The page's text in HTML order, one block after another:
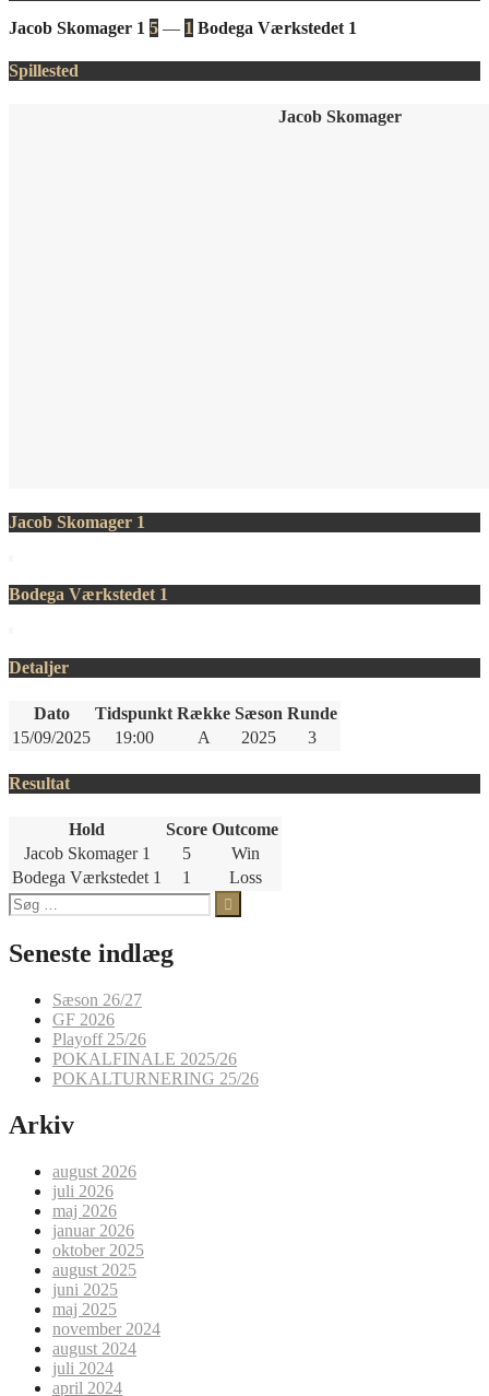
Jacob Skomager 1 5 — 1 Bodega Værkstedet 1
Spillested
Jacob Skomager
Jacob Skomager 1
Bodega Værkstedet 1
Detaljer
Dato Tidspunkt Række Sæson Runde
15/09/2025
19:00 A 2025 3
Resultat
Hold Score Outcome
Jacob Skomager 1
5
Win
Bodega Værkstedet 1
1
Loss
Søg
efter:
Seneste indlæg
Sæson 26/27
GF 2026
Playoff 25/26
POKALFINALE 2025/26
POKALTURNERING 25/26
Arkiv
august 2026
juli 2026
maj 2026
januar 2026
oktober 2025
august 2025
juni 2025
maj 2025
november 2024
august 2024
juli 2024
april 2024